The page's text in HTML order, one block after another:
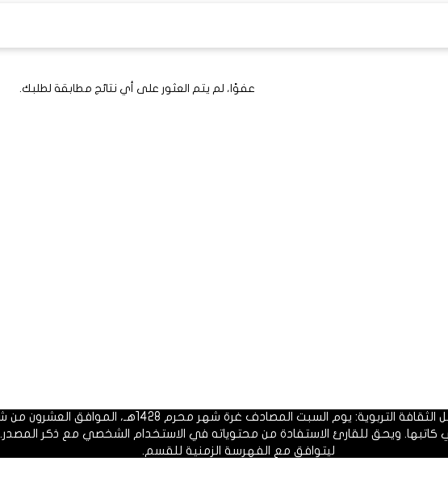
عفوًا، لم يتم العثور على أي نتائج مطابقة لطلبك.
يوم السبت المصادف غرة شهر محرم 1428هـ، الموافق العشرون من شهر يناير 2007م.
كاتبها. ويحق للقارئ الاستفادة من محتوياته في الاستخدام الشخصي مع ذكر
ليتوافق مع الفهرسة الزمنية للقسم.